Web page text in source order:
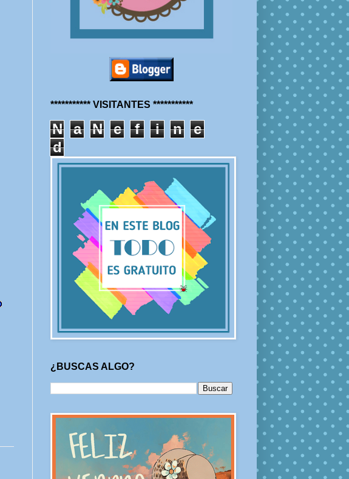
*********** VISITANTES ***********
N a N e f i n
e
d
¿BUSCAS ALGO?